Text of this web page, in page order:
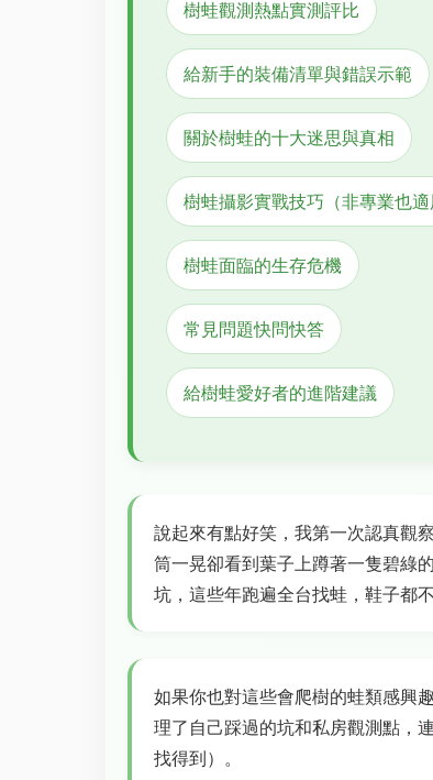
樹蛙觀測熱點實測評比
給新手的裝備清單與錯誤示範
關於樹蛙的十大迷思與真相
樹蛙攝影實戰技巧（非專業也適
樹蛙面臨的生存危機
常見問題快問快答
給樹蛙愛好者的進階建議
說起來有點好笑，我第一次認真觀
筒一晃卻看到葉子上蹲著一隻碧綠
坑，這些年跑遍全台找蛙，鞋子都
如果你也對這些會爬樹的蛙類感興
理了自己踩過的坑和私房觀測點，連
找得到）。